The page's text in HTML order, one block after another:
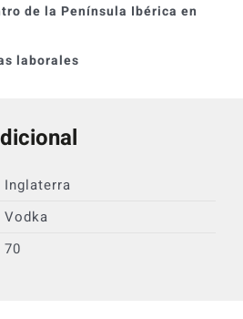
de la Península Ibérica en
laborales
Inglaterra
Vodka
70